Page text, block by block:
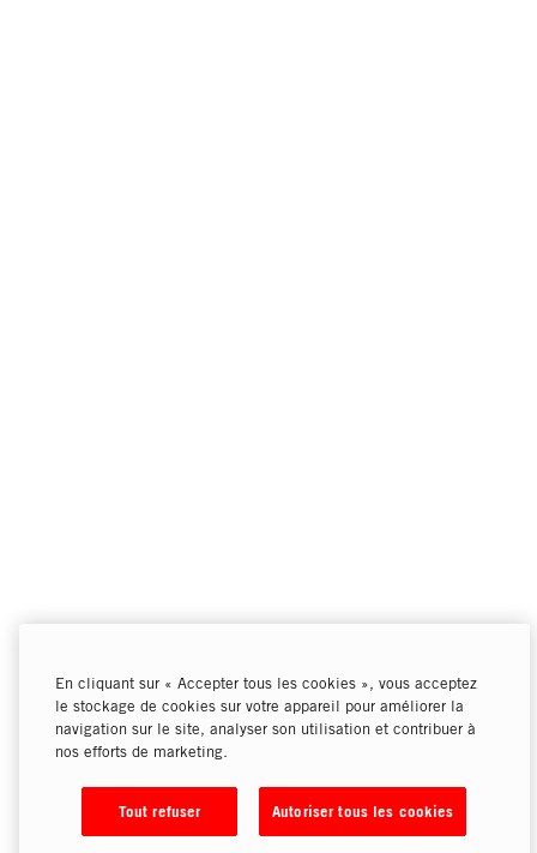
En cliquant sur « Accepter tous les cookies », vous acceptez
le stockage de cookies sur votre appareil pour améliorer la
navigation sur le site, analyser son utilisation et contribuer à
nos efforts de marketing.
Tout refuser Autoriser tous les cookies